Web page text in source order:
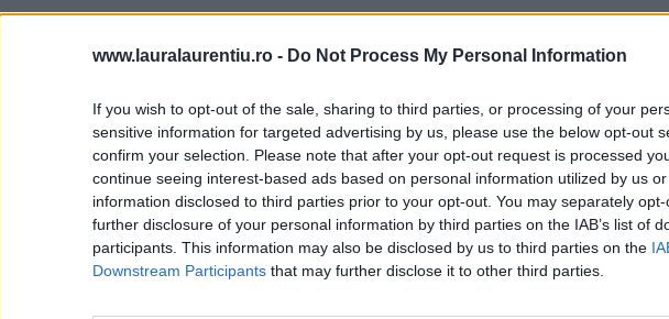
www.lauralaurentiu.ro - Do Not Process My Personal Information
If you wish to opt-out of the sale, sharing to third parties, or processing of your
sensitive information for targeted advertising by us, please use the below opt-out
confirm your selection. Please note that after your opt-out request is processed
continue seeing interest-based ads based on personal information utilized by us
information disclosed to third parties prior to your opt-out. You may separately
further disclosure of your personal information by third parties on the IAB’s list of
participants. This information may also be disclosed by us to third parties on the
Downstream Participants that may further disclose it to other third parties.